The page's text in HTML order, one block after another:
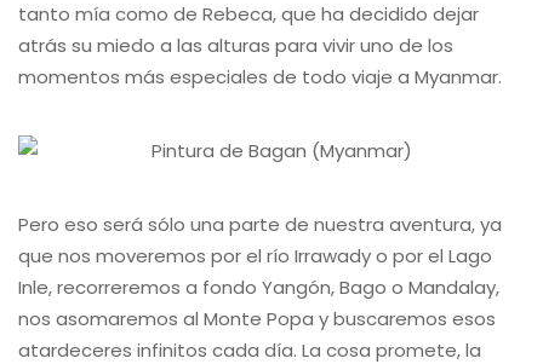
tanto mía como de Rebeca, que ha decidido dejar
atrás su miedo a las alturas para vivir uno de los
momentos más especiales de todo viaje a Myanmar.
Pero eso será sólo una parte de nuestra aventura, ya
que nos moveremos por el río Irrawady o por el Lago
Inle, recorreremos a fondo Yangón, Bago o Mandalay,
nos asomaremos al Monte Popa y buscaremos esos
atardeceres infinitos cada día. La cosa promete, la